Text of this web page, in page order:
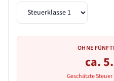
OHNE
ca.
Geschätzte